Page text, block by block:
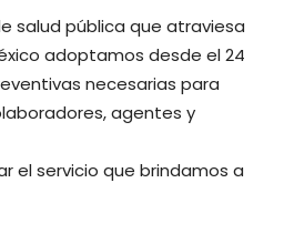
salud pública que atraviesa
adoptamos desde el 24
necesarias para
agentes y
el servicio que brindamos a